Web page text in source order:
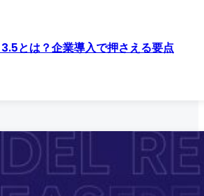
とは？企業導入で押さえる要点